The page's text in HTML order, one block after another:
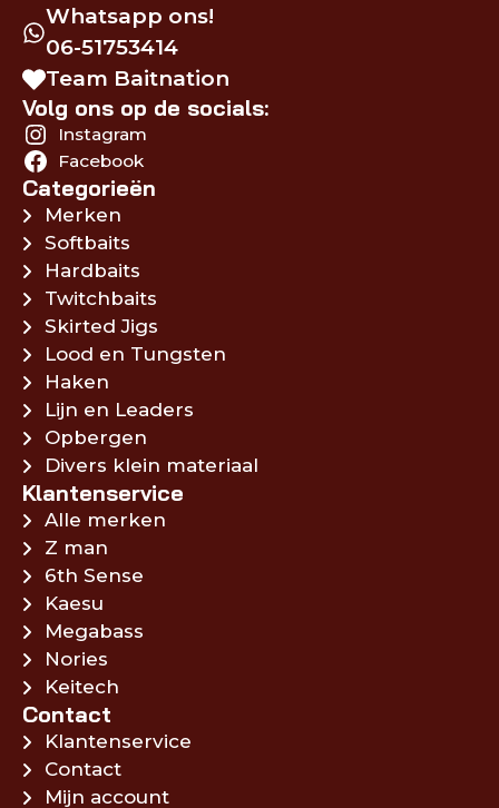
Whatsapp ons!
06-51753414
Team Baitnation
Volg ons op de socials:
Instagram
Facebook
Categorieën
Merken
Softbaits
Hardbaits
Twitchbaits
Skirted Jigs
Lood en Tungsten
Haken
Lijn en Leaders
Opbergen
Divers klein materiaal
Klantenservice
Alle merken
Z man
6th Sense
Kaesu
Megabass
Nories
Keitech
Contact
Klantenservice
Contact
Mijn account